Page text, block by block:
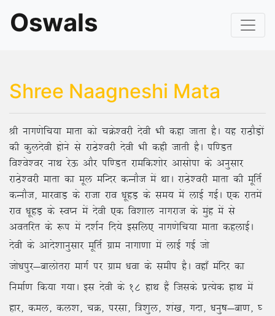
Oswals
Shree Naagneshi Mata
Jh ukx.ksfp;k ekrk dks pØs’ojh nsoh Hkh dgk tkrk gSA ;g jkBkSM+ksa
dh dqynsoh gksus ls jkBs’ojh nsoh Hkh dgh tkrh gSA if.Mr
fo’os’oj ukFk jsÅ vkSj if.Mr jkefd’kksj vklksik ds vuqlkj
jkBs’ojh ekrk dk ewy efUnj dUukSt esa FkkA jkBs’ojh ekrk dh ewfrZ
dUukSt] ekjokM+ ds jktk jko /kwgM+ ds le; esa ykbZ xbZA ,d jkresa
jko /kwgM+ ds LoIu esa nsoh ,d fo’kky ukxjkt ds eqag esa ls
vorfjr ds :i esa n’kZu fn;s blfy, ukx.ksfp;k ekrk dgykbZA
nsoh ds vkns’kkuqlkj ewfrZ xzkeukxk.kk esa ykbZ xbZ tks
tks/kiqj&ckyksrjk ekxZ ij xzke /kok ds lehi gSA ogk¡ eafnj dk
fuekZ.k fd;k x;kA bl nsoh ds 18 gkFk gSa ftlds izR;sd gkFk esa
gkj] dey] dy’k] pØ] ijlk] f=’kqy] ‘ka[k] xnk] /kuq”k&ck.k] ?